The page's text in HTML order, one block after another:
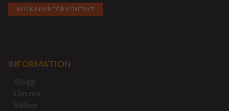
KLICKA HÄR FÖR KONTAKT
INFORMATION
Blogg
Om oss
Villkor